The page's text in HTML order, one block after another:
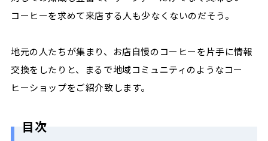
コーヒーを求めて来店する人も少なくないのだそう。
地元の人たちが集まり、お店自慢のコーヒーを片手に情報
交換をしたりと、まるで地域コミュニティのようなコー
ヒーショップをご紹介致します。
目次